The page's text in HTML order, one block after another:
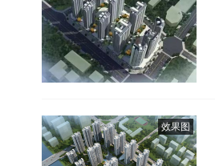
效果图